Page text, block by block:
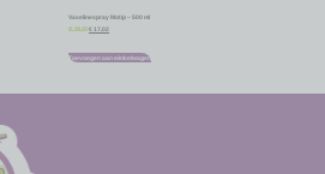
Vaselinespray Motip – 500 ml
€ 18,91 € 17,02
Toevoegen aan winkelwagen